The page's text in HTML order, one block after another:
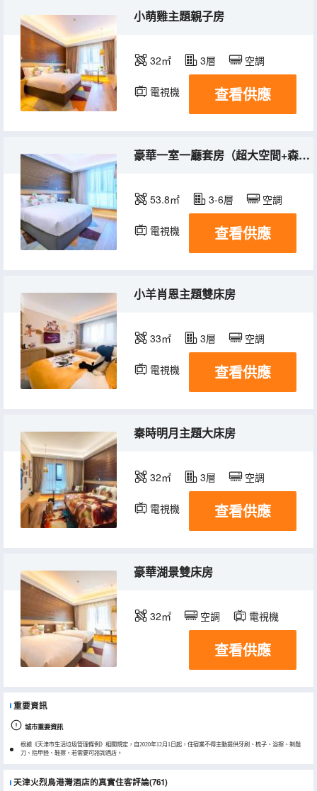
小萌雞主題親子房
32㎡ 3層 空調
電視機 查看供應
豪華一室一廳套房（超大空間+森林氧吧）
53.8㎡ 3-6層 空調
電視機 查看供應
小羊肖恩主題雙床房
33㎡ 3層 空調
電視機 查看供應
秦時明月主題大床房
32㎡ 3層 空調
電視機 查看供應
豪華湖景雙床房
32㎡ 空調 電視機
查看供應
重要資訊
城市重要資訊
根據《天津市生活垃圾管理條例》相關規定，自2020年12月1日起，住宿業不得主動提供牙刷、梳子、浴擦、剃鬚
刀、指甲銼、鞋擦，若需要可諮詢酒店。
天津火烈鳥港灣酒店的真實住客評論(761)